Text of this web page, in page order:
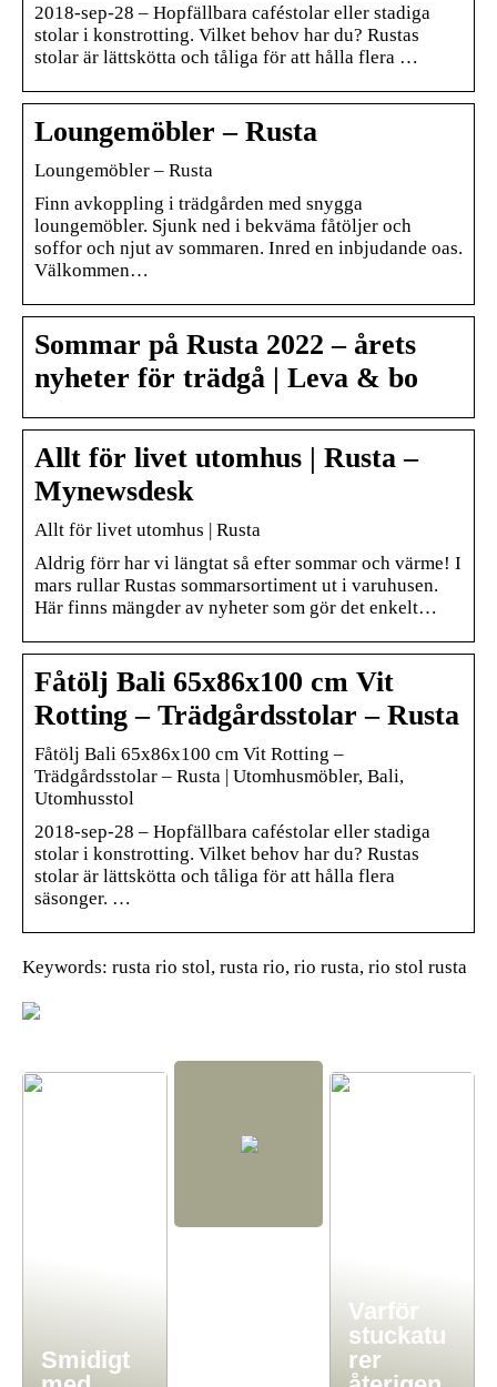
2018-sep-28 – Hopfällbara caféstolar eller stadiga
stolar i konstrotting. Vilket behov har du? Rustas
stolar är lättskötta och tåliga för att hålla flera …
Loungemöbler – Rusta
Loungemöbler – Rusta
Finn avkoppling i trädgården med snygga
loungemöbler. Sjunk ned i bekväma fåtöljer och
soffor och njut av sommaren. Inred en inbjudande oas.
Välkommen…
Sommar på Rusta 2022 – årets
nyheter för trädgå | Leva & bo
Allt för livet utomhus | Rusta –
Mynewsdesk
Allt för livet utomhus | Rusta
Aldrig förr har vi längtat så efter sommar och värme! I
mars rullar Rustas sommarsortiment ut i varuhusen.
Här finns mängder av nyheter som gör det enkelt…
Fåtölj Bali 65x86x100 cm Vit
Rotting – Trädgårdsstolar – Rusta
Fåtölj Bali 65x86x100 cm Vit Rotting –
Trädgårdsstolar – Rusta | Utomhusmöbler, Bali,
Utomhusstol
2018-sep-28 – Hopfällbara caféstolar eller stadiga
stolar i konstrotting. Vilket behov har du? Rustas
stolar är lättskötta och tåliga för att hålla flera
säsonger. …
Keywords: rusta rio stol, rusta rio, rio rusta, rio stol rusta
Smidigt
Varför
stuckatu
rer